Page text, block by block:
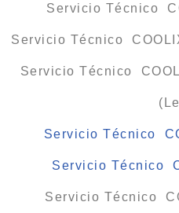
Servicio Técnico
Servicio Técnico
Servicio Técnico
Servicio Técnico
Servicio Técnico
Servicio Técnico